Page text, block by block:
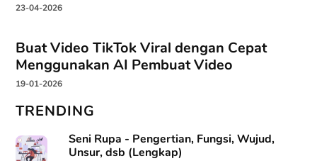
23-04-2026
Buat Video TikTok Viral dengan Cepat
Menggunakan AI Pembuat Video
19-01-2026
TRENDING
Seni Rupa - Pengertian, Fungsi, Wujud,
Unsur, dsb (Lengkap)